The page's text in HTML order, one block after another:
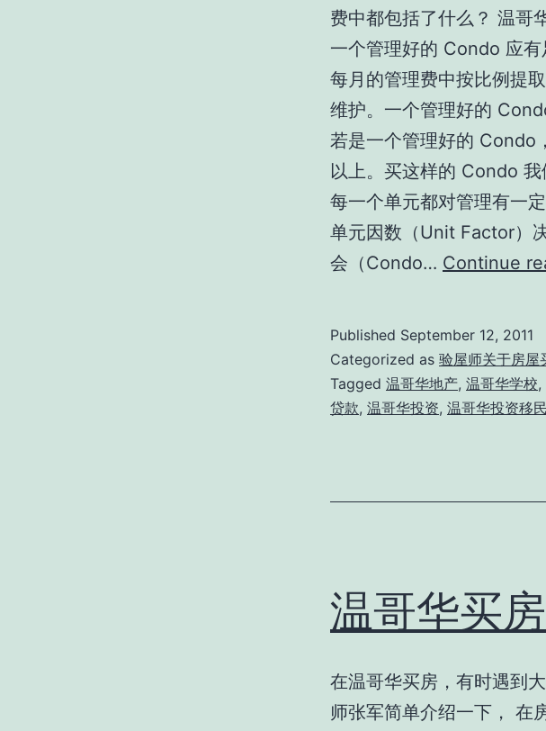
费中都包括了什么？ 温
一个管理好的 Condo 应
每月的管理费中按比例提
维护。一个管理好的
若是一个管理好的 Condo
以上。买这样的 Condo
每一个单元都对管理有一
单元因数（Unit Factor）
会（Condo… Continue
Published September 12, 2011
Categorized as 验屋师关于房屋
Tagged 温哥华地产, 温哥华学校,
贷款, 温哥华投资, 温哥华投资移民
温哥华买
在温哥华买房，有时遇到
师张军简单介绍一下， 在